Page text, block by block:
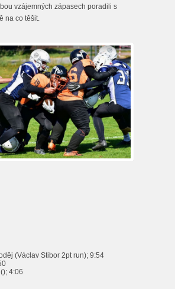
vzájemných zápasech poradili s
na co těšit.
(Václav Stibor 2pt run); 9:54
4:06